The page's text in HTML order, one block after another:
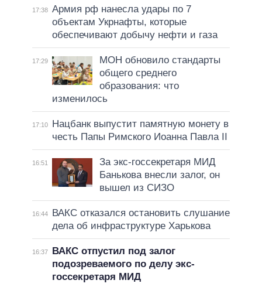
17:38 Армия рф нанесла удары по 7
объектам Укрнафты, которые
обеспечивают добычу нефти и газа
17:29
МОН обновило стандарты
общего среднего
образования: что
изменилось
17:10
Нацбанк выпустит памятную монету в
честь Папы Римского Иоанна Павла II
16:51
За экс-госсекретаря МИД
Банькова внесли залог, он
вышел из СИЗО
16:44
ВАКС отказался остановить слушание
дела об инфраструктуре Харькова
16:37
ВАКС отпустил под залог
подозреваемого по делу экс-
госсекретаря МИД